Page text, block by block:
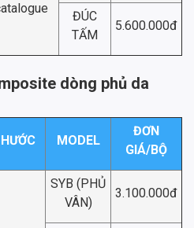
ĐÚC
TẤM
5.600.000đ
dòng phủ da
MODEL
ĐƠN
GIÁ/BỘ
SYB (PHỦ
VÂN)
3.100.000đ